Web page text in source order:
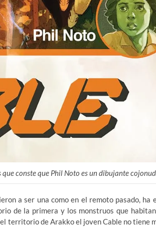
conste que Phil Noto es un dibujante
a ser una como en el remoto pasado, ha
de la primera y los monstruos que
territorio de Arakko el joven Cable no tiene